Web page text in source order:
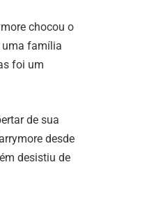
chocou o
uma família
foi um
de sua
desde
desistiu de